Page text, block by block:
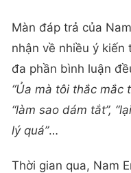
Màn đáp trả của
nhận về nhiều ý kiến
đa phần bình luận
“Ủa mà tôi thắc mắc
“làm sao dám tắt”,
lý quá”…
Thời gian qua, Nam